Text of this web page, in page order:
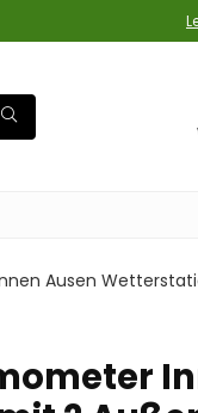
Ausen